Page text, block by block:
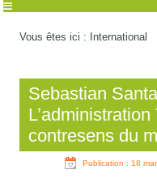
Vous êtes ici : International
Sebastian
contresens du
Publication : 18